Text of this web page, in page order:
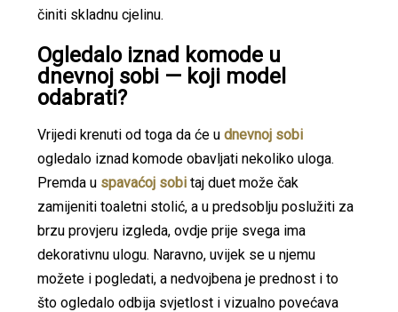
činiti skladnu cjelinu.
Ogledalo iznad komode u
dnevnoj sobi — koji model
odabrati?
Vrijedi krenuti od toga da će udnevnoj sobi
ogledalo iznad komode obavljati nekoliko uloga.
Premda u spavaćoj sobi taj duet može čak
zamijeniti toaletni stolić, a u predsoblju poslužiti za
brzu provjeru izgleda, ovdje prije svega ima
dekorativnu ulogu. Naravno, uvijek se u njemu
možete i pogledati, a nedvojbena je prednost i to
što ogledalo odbija svjetlost i vizualno povećava